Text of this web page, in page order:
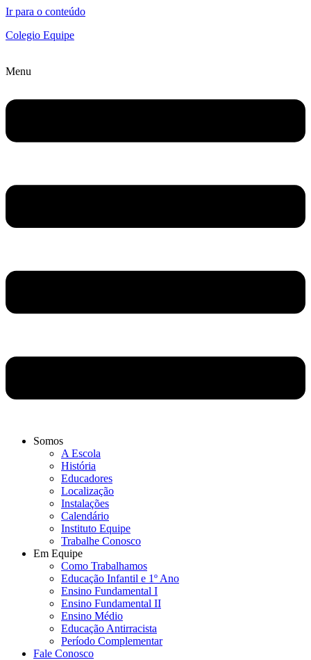
Ir para o conteúdo
Colegio Equipe
Menu
Somos
A Escola
História
Educadores
Localização
Instalações
Calendário
Instituto Equipe
Trabalhe Conosco
Em Equipe
Como Trabalhamos
Educação Infantil e 1º Ano
Ensino Fundamental I
Ensino Fundamental II
Ensino Médio
Educação Antirracista
Período Complementar
Fale Conosco